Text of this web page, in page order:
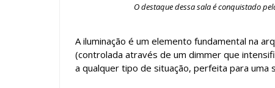
O destaque dessa sala é conquistado
A iluminação é um elemento fundamental na
(controlada através de um dimmer que
a qualquer tipo de situação, perfeita para uma